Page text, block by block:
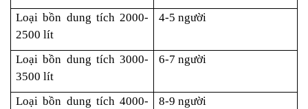
Loại bồn dung tích 2000-
2500 lít
4-5 người
Loại bồn dung tích 3000-
3500 lít
6-7 người
Loại bồn dung tích 4000-
8-9 người